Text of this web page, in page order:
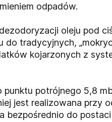
odpadów.
oleju pod
do tradycyjnych,
kojarzonych z
potrójnego 5,8
jest realizowana przy
bezpośrednio do